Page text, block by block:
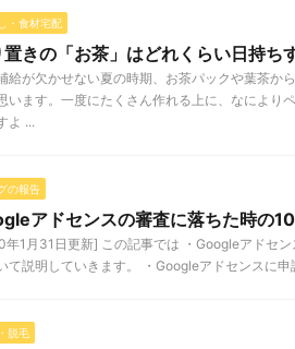
・食材宅配
置きの「お茶」はどれくらい日持ち
給が欠かせない夏の時期、お茶パックや葉茶か
います。一度にたくさん作れる上に、なにより
よ ...
の報告
アドセンスの審査に落ちた時の
年1月31日更新] この記事では ・Googleアドセ
て説明していきます。 ・Googleアドセンスに
脱毛